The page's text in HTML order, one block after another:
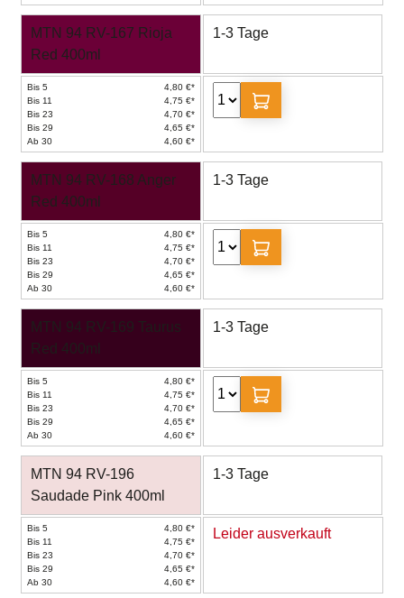
MTN 94 RV-167 Rioja
Red 400ml
1-3 Tage
Bis 5
4,80 €*
Bis 11
4,75 €*
Bis 23
4,70 €*
Bis 29
4,65 €*
Ab 30
4,60 €*
MTN 94 RV-168 Anger
Red 400ml
1-3 Tage
Bis 5
4,80 €*
Bis 11
4,75 €*
Bis 23
4,70 €*
Bis 29
4,65 €*
Ab 30
4,60 €*
MTN 94 RV-169 Taurus
Red 400ml
1-3 Tage
Bis 5
4,80 €*
Bis 11
4,75 €*
Bis 23
4,70 €*
Bis 29
4,65 €*
Ab 30
4,60 €*
MTN 94 RV-196
Saudade Pink 400ml
1-3 Tage
Bis 5
4,80 €*
Bis 11
4,75 €*
Bis 23
4,70 €*
Bis 29
4,65 €*
Ab 30
4,60 €*
Leider ausverkauft